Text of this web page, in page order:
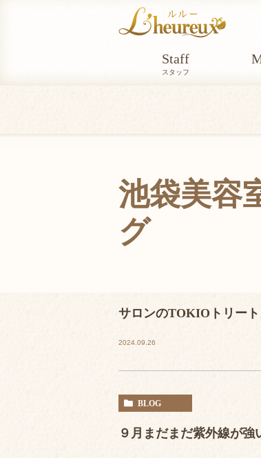
Staff
スタッフ
池袋美容
グ
サロンのTOKIOトリー
2024.09.26
BLOG
９月まだまだ紫外線が強